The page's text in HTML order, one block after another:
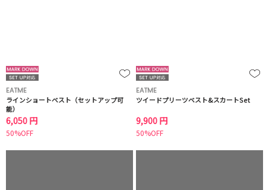
EATME
ラインショートベスト（セットアップ可
能）
6,050 円
50%OFF
EATME
ツイードプリーツベスト&スカートSet
9,900 円
50%OFF